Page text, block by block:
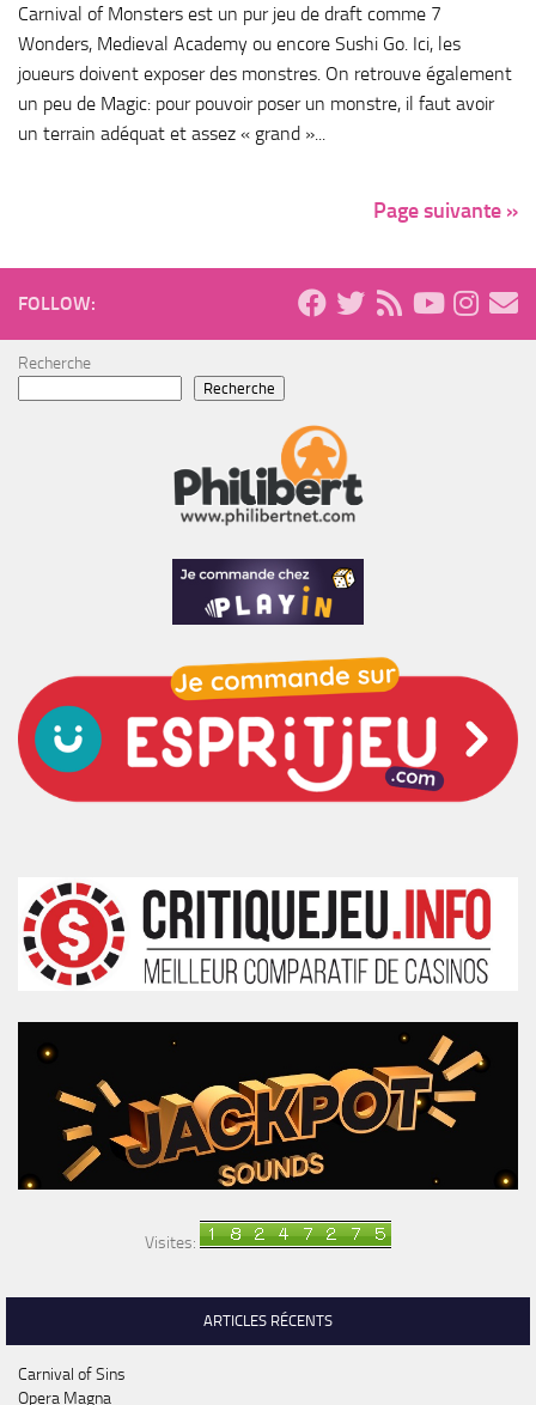
Carnival of Monsters est un pur jeu de draft comme 7
Wonders, Medieval Academy ou encore Sushi Go. Ici, les
joueurs doivent exposer des monstres. On retrouve également
un peu de Magic: pour pouvoir poser un monstre, il faut avoir
un terrain adéquat et assez « grand »...
Page suivante »
FOLLOW:
Recherche
Recherche
Visites:
ARTICLES RÉCENTS
Carnival of Sins
Opera Magna